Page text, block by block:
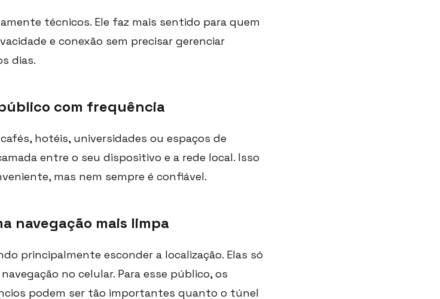
técnicos. Ele faz mais sentido para quem
e conexão sem precisar gerenciar
dias.
com frequência
hotéis, universidades ou espaços de
entre o seu dispositivo e a rede local. Isso
mas nem sempre é confiável.
navegação mais limpa
principalmente esconder a localização. Elas só
no celular. Para esse público, os
podem ser tão importantes quanto o túnel